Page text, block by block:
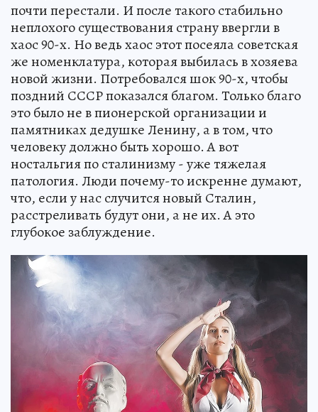
почти перестали. И после такого стабильно
неплохого существования страну ввергли в
хаос 90-х. Но ведь хаос этот посеяла советская
же номенклатура, которая выбилась в хозяева
новой жизни. Потребовался шок 90-х, чтобы
поздний СССР показался благом. Только благо
это было не в пионерской организации и
памятниках дедушке Ленину, а в том, что
человеку должно быть хорошо. А вот
ностальгия по сталинизму - уже тяжелая
патология. Люди почему-то искренне думают,
что, если у нас случится новый Сталин,
расстреливать будут они, а не их. А это
глубокое заблуждение.